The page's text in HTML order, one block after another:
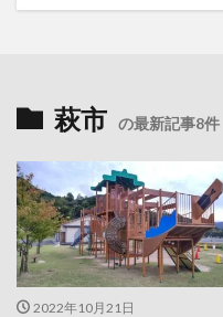
萩市 の最新記事8件
2022年10月21日